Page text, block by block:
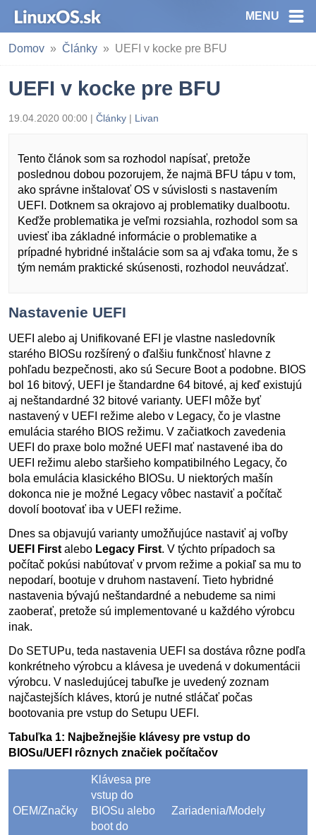
MENU
Domov Články UEFI v kocke pre BFU
UEFI v kocke pre BFU
19.04.2020 00:00 | Články | Livan
Tento článok som sa rozhodol napísať, pretože
poslednou dobou pozorujem, že najmä BFU tápu v tom,
ako správne inštalovať OS v súvislosti s nastavením
UEFI. Dotknem sa okrajovo aj problematiky dualbootu.
Keďže problematika je veľmi rozsiahla, rozhodol som sa
uviesť iba základné informácie o problematike a
prípadné hybridné inštalácie som sa aj vďaka tomu, že s
tým nemám praktické skúsenosti, rozhodol neuvádzať.
Nastavenie UEFI
UEFI alebo aj Unifikované EFI je vlastne nasledovník
starého BIOSu rozšírený o ďalšiu funkčnosť hlavne z
pohľadu bezpečnosti, ako sú Secure Boot a podobne. BIOS
bol 16 bitový, UEFI je štandardne 64 bitové, aj keď existujú
aj neštandardné 32 bitové varianty. UEFI môže byť
nastavený v UEFI režime alebo v Legacy, čo je vlastne
emulácia starého BIOS režimu. V začiatkoch zavedenia
UEFI do praxe bolo možné UEFI mať nastavené iba do
UEFI režimu alebo staršieho kompatibilného Legacy, čo
bola emulácia klasického BIOSu. U niektorých mašín
dokonca nie je možné Legacy vôbec nastaviť a počítač
dovolí bootovať iba v UEFI režime.
Dnes sa objavujú varianty umožňujúce nastaviť aj voľby
UEFI First alebo Legacy First. V týchto prípadoch sa
počítač pokúsi nabútovať v prvom režime a pokiaľ sa mu to
nepodarí, bootuje v druhom nastavení. Tieto hybridné
nastavenia bývajú neštandardné a nebudeme sa nimi
zaoberať, pretože sú implementované u každého výrobcu
inak.
Do SETUPu, teda nastavenia UEFI sa dostáva rôzne podľa
konkrétneho výrobcu a klávesa je uvedená v dokumentácii
výrobcu. V nasledujúcej tabuľke je uvedený zoznam
najčastejších kláves, ktorú je nutné stláčať počas
bootovania pre vstup do Setupu UEFI.
Tabuľka 1: Najbežnejšie klávesy pre vstup do
BIOSu/UEFI rôznych značiek počítačov
OEM/Značky
Klávesa pre
vstup do
BIOSu alebo
boot do
Zariadenia/Modely